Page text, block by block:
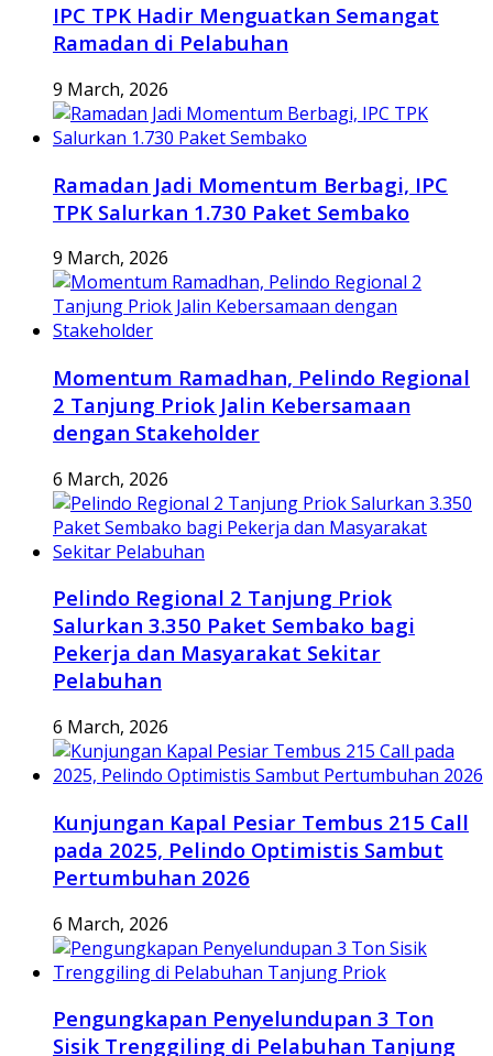
IPC TPK Hadir Menguatkan Semangat
Ramadan di Pelabuhan
9 March, 2026
Ramadan Jadi Momentum Berbagi, IPC
TPK Salurkan 1.730 Paket Sembako
9 March, 2026
Momentum Ramadhan, Pelindo Regional
2 Tanjung Priok Jalin Kebersamaan
dengan Stakeholder
6 March, 2026
Pelindo Regional 2 Tanjung Priok
Salurkan 3.350 Paket Sembako bagi
Pekerja dan Masyarakat Sekitar
Pelabuhan
6 March, 2026
Kunjungan Kapal Pesiar Tembus 215 Call
pada 2025, Pelindo Optimistis Sambut
Pertumbuhan 2026
6 March, 2026
Pengungkapan Penyelundupan 3 Ton
Sisik Trenggiling di Pelabuhan Tanjung